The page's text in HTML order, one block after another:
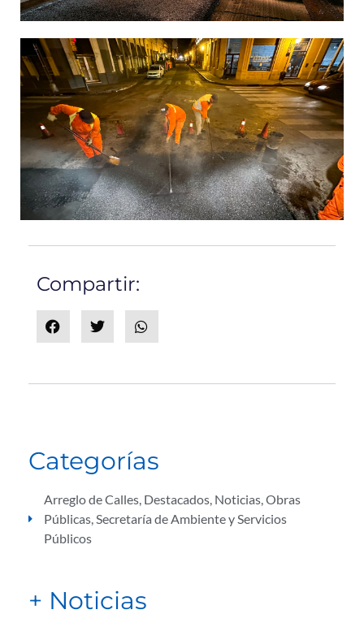
Compartir:
Categorías
Arreglo de Calles, Destacados, Noticias,Obras
Públicas,Secretaría de Ambiente y Servicios
Públicos
+ Noticias